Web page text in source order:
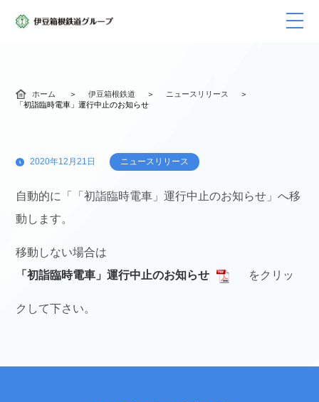
ホーム 伊豆箱根鉄道
ニュースリリース
「初詣臨時電車」運行中止のお知らせ
2020年12月21日 ニュースリリース
自動的に「「初詣臨時電車」運行中止のお知らせ」へ移
動します。
移動しない場合は
「初詣臨時電車」運行中止のお知らせ
をクリッ
クして下さい。